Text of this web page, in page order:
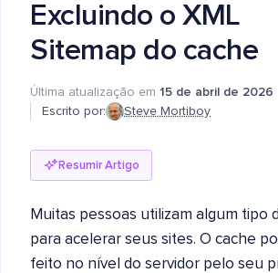
Excluindo o XML
Sitemap do cache
Última atualização em 15 de abril de 2026
Escrito por:
Steve Mortiboy
Resumir Artigo
Muitas pessoas utilizam algum tipo
para acelerar seus sites. O cache
feito no nível do servidor pelo seu